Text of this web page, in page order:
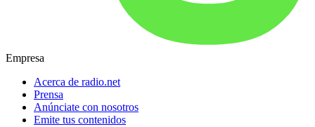
Empresa
Acerca de radio.net
Prensa
Anúnciate con nosotros
Emite tus contenidos